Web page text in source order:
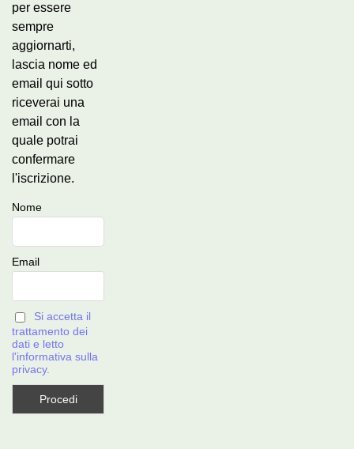
per essere
sempre
aggiornarti,
lascia nome ed
email qui sotto
riceverai una
email con la
quale potrai
confermare
l'iscrizione.
Nome
Email
Si accetta il
trattamento dei
dati e letto
l'informativa sulla
privacy.